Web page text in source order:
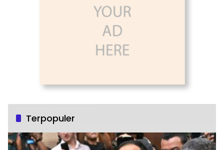
Terpopuler